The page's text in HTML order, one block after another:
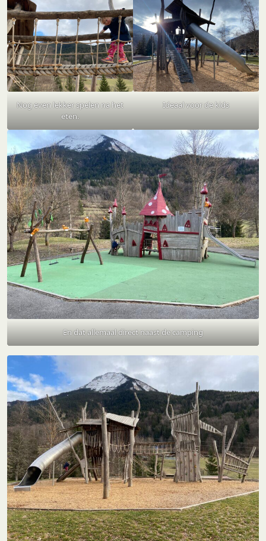
Nog even lekker spelen na het
eten.
Ideaal voor de kids
En dat allemaal direct naast de camping